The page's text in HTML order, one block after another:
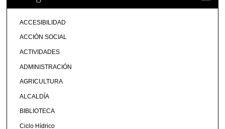
ACCESIBILIDAD
ACCIÓN SOCIAL
ACTIVIDADES
ADMINISTRACIÓN
AGRICULTURA
ALCALDÍA
BIBLIOTECA
Ciclo Hídrico